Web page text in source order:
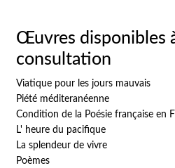
Œuvres disponibles
consultation
Viatique pour les jours mauvais
Piété méditeranéenne
Condition de la Poésie française en
L' heure du pacifique
La splendeur de vivre
Poèmes